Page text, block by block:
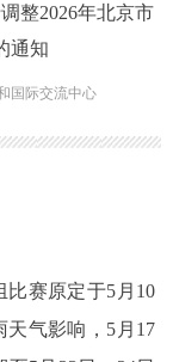
整2026年北京市
通知
国际交流中心
赛原定于5月10
气影响，5月17